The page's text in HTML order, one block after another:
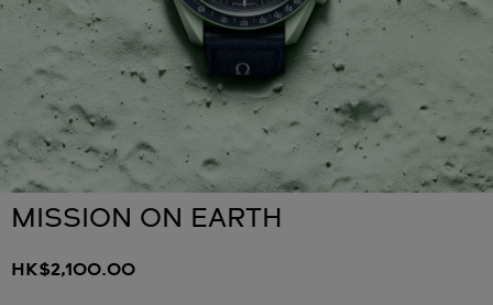
MISSION ON EARTH
HK$2,100.00